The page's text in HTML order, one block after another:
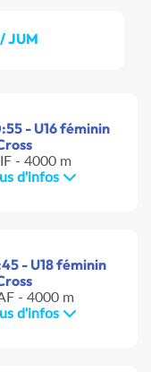
JUM
- U16 féminin
- 4000 m
d'infos
- U18 féminin
- 4000 m
d'infos